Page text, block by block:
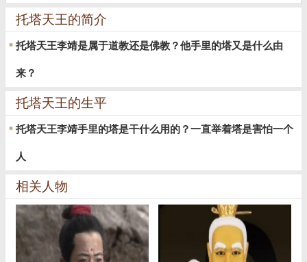
托塔天王的简介
托塔天王李靖是属于道教还是佛教？他手里的塔又是什么由
来？
托塔天王的生平
托塔天王李靖手里的塔是干什么用的？一直举着塔是害怕一个
人
相关人物